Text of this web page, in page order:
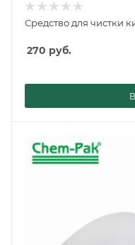
Средство для чистки
270 руб.